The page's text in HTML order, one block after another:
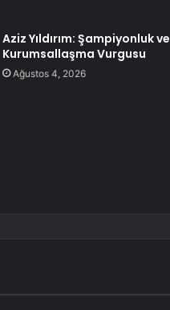
Aziz Yıldırım: Şampiyonluk ve
Kurumsallaşma Vurgusu
Ağustos 4, 2026